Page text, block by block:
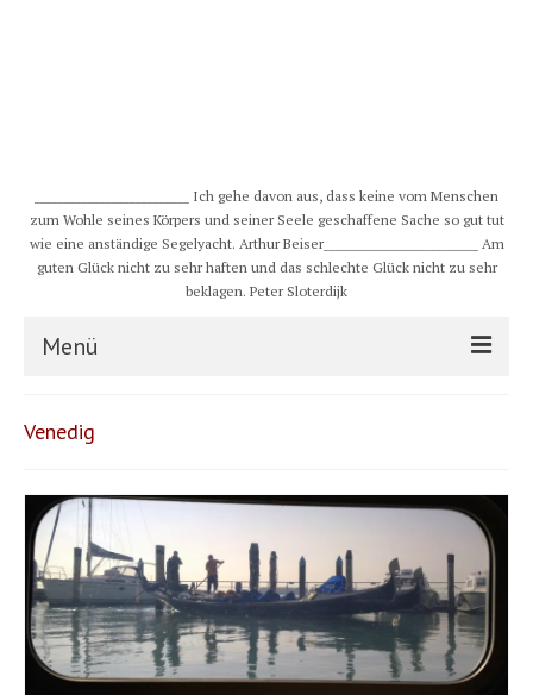
__________________________ Ich gehe davon aus, dass keine vom Menschen
zum Wohle seines Körpers und seiner Seele geschaffene Sache so gut tut
wie eine anständige Segelyacht. Arthur Beiser__________________________ Am
guten Glück nicht zu sehr haften und das schlechte Glück nicht zu sehr
beklagen. Peter Sloterdijk
Menü
Crew
Karte und Wind
Länder und Inseln
Mittelmeer 2010-2013
Venedig